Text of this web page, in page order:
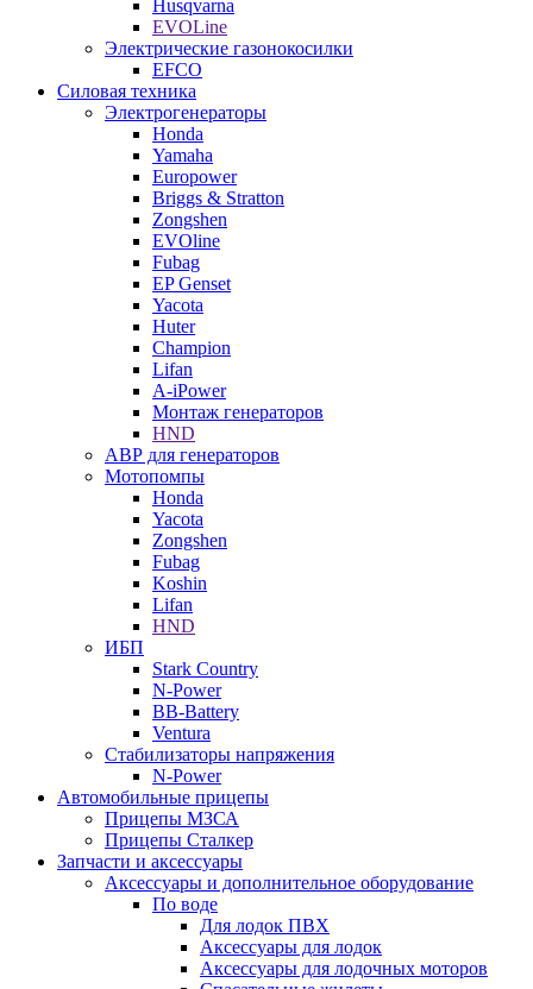
Husqvarna
EVOLine
Электрические газонокосилки
EFCO
Силовая техника
Электрогенераторы
Honda
Yamaha
Europower
Briggs & Stratton
Zongshen
EVOline
Fubag
EP Genset
Yacota
Huter
Champion
Lifan
A-iPower
Монтаж генераторов
HND
АВР для генераторов
Мотопомпы
Honda
Yacota
Zongshen
Fubag
Koshin
Lifan
HND
ИБП
Stark Country
N-Power
BB-Battery
Ventura
Стабилизаторы напряжения
N-Power
Автомобильные прицепы
Прицепы МЗСА
Прицепы Сталкер
Запчасти и аксессуары
Аксессуары и дополнительное оборудование
По воде
Для лодок ПВХ
Аксессуары для лодок
Аксессуары для лодочных моторов